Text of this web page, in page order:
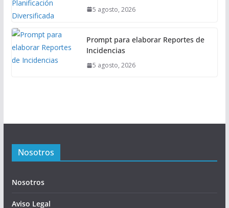
5 agosto, 2026
Prompt para elaborar Reportes de
Incidencias
5 agosto, 2026
Nosotros
Nosotros
Aviso Legal